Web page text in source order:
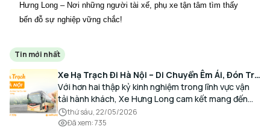
Hưng Long – Nơi những người tài xế, phụ xe tận tâm tìm thấy
bến đỗ sự nghiệp vững chắc!
Tin mới nhất
Xe Hạ Trạch Đi Hà Nội – Di Chuyển Êm Ái, Đón Trả
Tận Nơi Cùng Xe Hưng Long
Với hơn hai thập kỷ kinh nghiệm trong lĩnh vực vận
tải hành khách, Xe Hưng Long cam kết mang đến
cho Quý Khách một hành trình di chuyển trọn vẹn,
thoải mái và đúng giờ.
thứ sáu, 22/05/2026
Đã xem:735